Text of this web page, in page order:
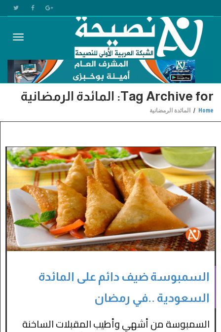
Tag Archive for: المائدة الرمضانية
Home المائدة الرمضانية
السمبوسة ضيف دائم على المائدة
السعودية ..في رمضان
السمبوسة من أشهي وأطيب المقبلات الساخنة